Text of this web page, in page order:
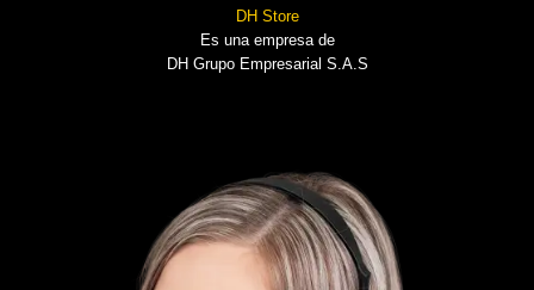
DH Store
Es una empresa de
DH Grupo Empresarial S.A.S